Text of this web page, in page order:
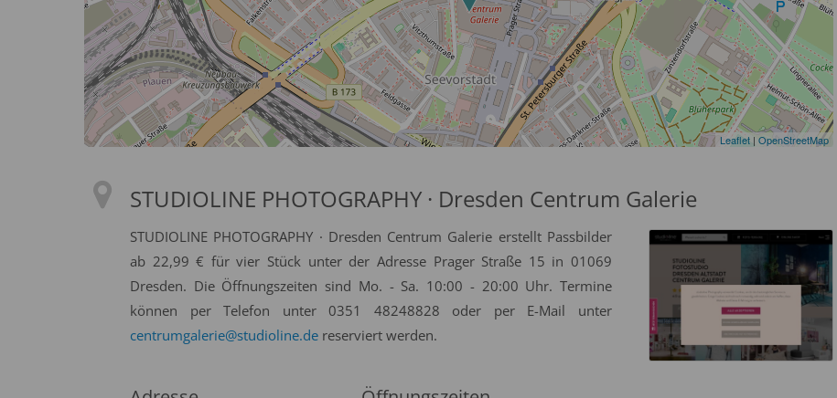
Leaflet | OpenStreetMap
STUDIOLINE PHOTOGRAPHY · Dresden Centrum Galerie
STUDIOLINE PHOTOGRAPHY · Dresden Centrum Galerie erstellt Passbilder
ab 22,99 € für vier Stück unter der Adresse Prager Straße 15 in 01069
Dresden. Die Öffnungszeiten sind Mo. - Sa. 10:00 - 20:00 Uhr. Termine
können per Telefon unter 0351 48248828 oder per E-Mail unter
centrumgalerie@studioline.de reserviert werden.